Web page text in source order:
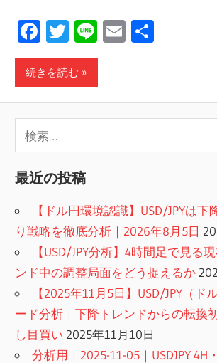
Facebook
Twitter
LineEmail
続きを読む
索:
最近の投稿
【ドル円環境認識】USD/JPYは
り戦略を徹底分析｜2026年8月5日
【USD/JPY分析】4時間足で見る
ンド中の調整局面をどう捉えるか
【2025年11月5日】USD/JPY（ド
ード分析｜下降トレンドからの転換
し目買い 2025年11月10日
分析用｜2025-11-05｜USDJPY 4H